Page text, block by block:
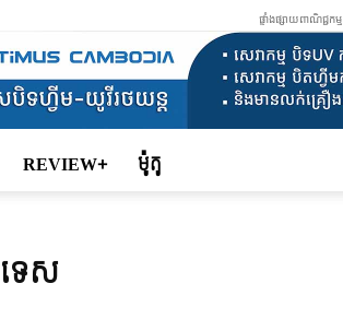
ផ្ទាំងផ្សាយពាណិជ្ជកម្ម
REVIEW+ ម៉ូតូ
េស